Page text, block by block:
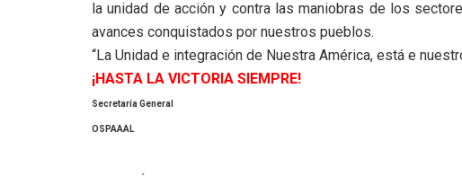
la unidad de acción y contra las maniobras de los
avances conquistados por nuestros pueblos.
“La Unidad e integración de Nuestra América, está e
¡HASTA LA VICTORIA SIEMPRE!
Secretaría General
OSPAAAL